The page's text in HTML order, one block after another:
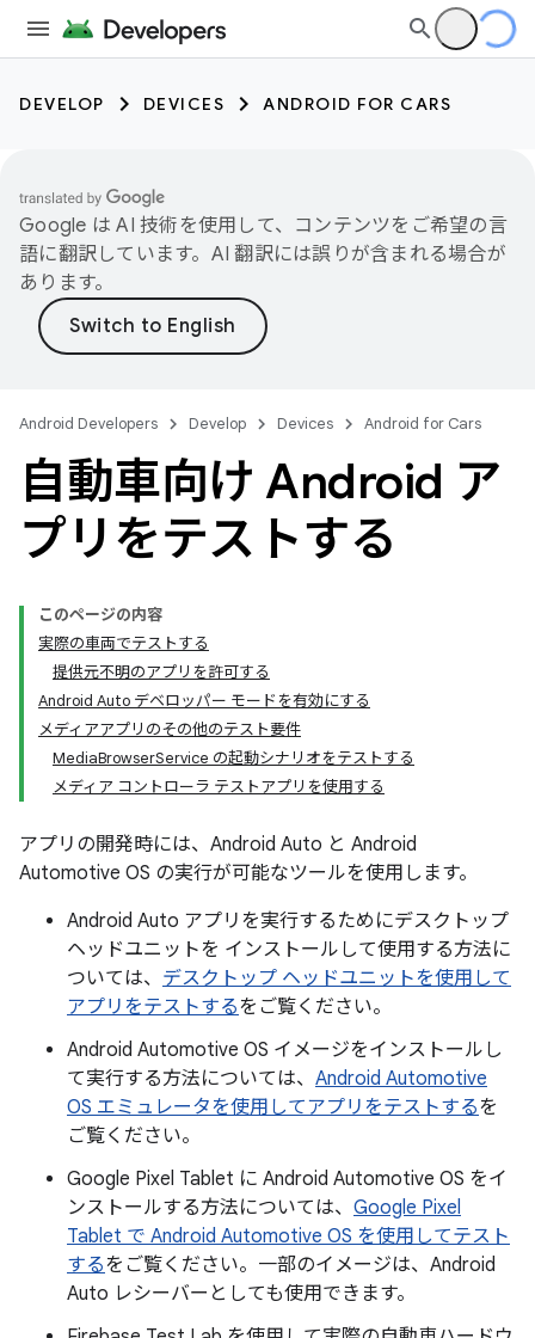
DEVELOP DEVICES ANDROID FOR CARS
Google は AI 技術を使用して、コンテンツをご希望の言
語に翻訳しています。AI 翻訳には誤りが含まれる場合が
あります。
Android Developers Develop Devices Android for Cars
自動車向け Android ア
プリをテストする
このページの内容
実際の車両でテストする
提供元不明のアプリを許可する
Android Auto デベロッパー モードを有効にする
メディアアプリのその他のテスト要件
MediaBrowserService の起動シナリオをテストする
メディア コントローラ テストアプリを使用する
アプリの開発時には、Android Auto と Android
Automotive OS の実行が可能なツールを使用します。
Android Auto アプリを実行するためにデスクトップ
ヘッドユニットを インストールして使用する方法に
ついては、 デスクトップ ヘッドユニットを使用して
アプリをテストするをご覧ください。
Android Automotive OS イメージをインストールし
て実行する方法については、 Android Automotive
OS エミュレータを使用してアプリをテストするを
ご覧ください。
Google Pixel Tablet に Android Automotive OS をイ
ンストールする方法については、 Google Pixel
Tablet で Android Automotive OS を使用してテスト
するをご覧ください。一部のイメージは、Android
Auto レシーバーとしても使用できます。